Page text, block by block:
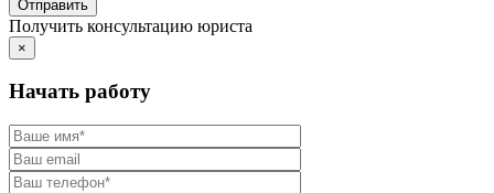
Получить консультацию юриста
×
Начать работу